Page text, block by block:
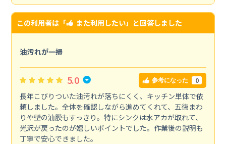
この利用者は「 また利用したい」と回答しました
油汚れが一掃
5.0 参考になった 0
長年こびりついた油汚れが落ちにくく、キッチン単体で依
頼しました。全体を確認しながら進めてくれて、五徳まわ
りや壁の油膜もすっきり。特にシンクは水アカが取れて、
光沢が戻ったのが嬉しいポイントでした。作業後の説明も
丁寧で安心できました。